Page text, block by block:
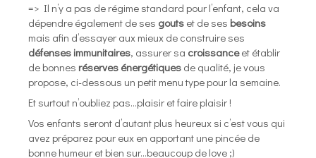
=> Il n’y a pas de régime standard pour l’enfant, cela va
dépendre également de ses gouts et de ses besoins
mais afin d’essayer aux mieux de construire ses
défenses immunitaires, assurer sa croissanceet établir
de bonnes réserves énergétiques de qualité, je vous
propose, ci-dessous un petit menu type pour la semaine.
Et surtout n’oubliez pas…plaisir et faire plaisir !
Vos enfants seront d’autant plus heureux si c’est vous qui
avez préparez pour eux en apportant une pincée de
bonne humeur et bien sur…beaucoup de love ;)